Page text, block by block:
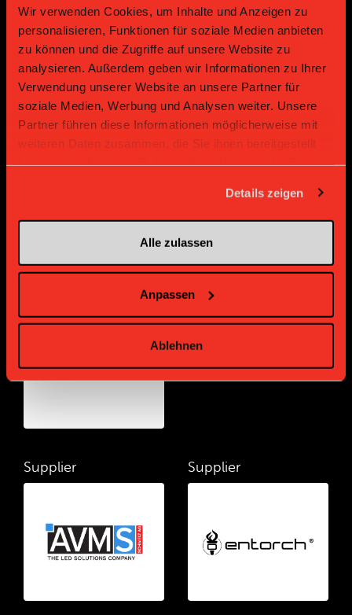
Wir verwenden Cookies, um Inhalte und Anzeigen zu
personalisieren, Funktionen für soziale Medien anbieten
zu können und die Zugriffe auf unsere Website zu
analysieren. Außerdem geben wir Informationen zu Ihrer
Verwendung unserer Website an unsere Partner für
soziale Medien, Werbung und Analysen weiter. Unsere
Partner führen diese Informationen möglicherweise mit
weiteren Daten zusammen, die Sie ihnen bereitgestellt
Details zeigen
Alle zulassen
Anpassen
Ablehnen
Gold Partner Gold Partner
Supplier Supplier